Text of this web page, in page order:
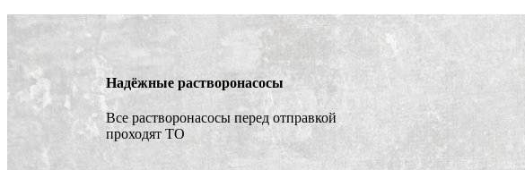
Надёжные растворонасосы
Все растворонасосы перед отправкой
проходят ТО